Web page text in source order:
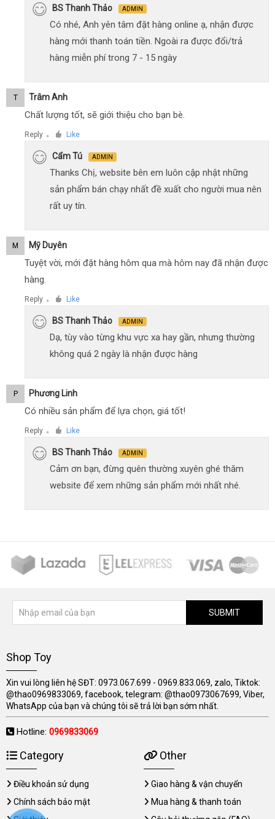
BS Thanh Thảo ADMIN
Có nhé, Anh yên tâm đặt hàng online ạ, nhận được
hàng mới thanh toán tiền. Ngoài ra được đổi/trả
hàng miễn phí trong 7 - 15 ngày
T Trâm Anh
Chất lượng tốt, sẽ giới thiệu cho bạn bè.
Reply ● Like
Cẩm Tú ADMIN
Thanks Chị, website bên em luôn cập nhật những
sản phẩm bán chạy nhất đề xuất cho người mua nên
rất uy tín.
M Mỹ Duyên
Tuyệt vời, mới đặt hàng hôm qua mà hôm nay đã nhận được
hàng.
Reply ● Like
BS Thanh Thảo ADMIN
Dạ, tùy vào từng khu vực xa hay gần, nhưng thường
không quá 2 ngày là nhận được hàng
P Phương Linh
Có nhiều sản phẩm để lựa chọn, giá tốt!
Reply ● Like
BS Thanh Thảo ADMIN
Cảm ơn bạn, đừng quên thường xuyên ghé thăm
website để xem những sản phẩm mới nhất nhé.
SUBMIT
Shop Toy
Xin vui lòng liên hệ SĐT: 0973.067.699 - 0969.833.069, zalo, Tiktok:
@thao0969833069, facebook, telegram: @thao0973067699, Viber,
WhatsApp của bạn và chúng tôi sẽ trả lời bạn sớm nhất.
Hotline: 0969833069
Category
Điều khoản sử dụng
Chính sách bảo mật
Other
Giao hàng & vận chuyển
Mua hàng & thanh toán